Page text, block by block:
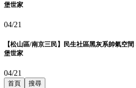
堡世家
04/21
【松山區/南京三民】民生社區黑灰系帥氣空
堡世家
04/21
首頁 搜尋